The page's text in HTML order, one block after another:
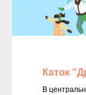
Каток
В